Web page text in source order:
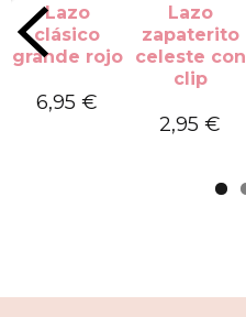
Lazo
clásico
grande rojo
6,95 €
Lazo
zapaterito
celeste con
clip
2,95 €